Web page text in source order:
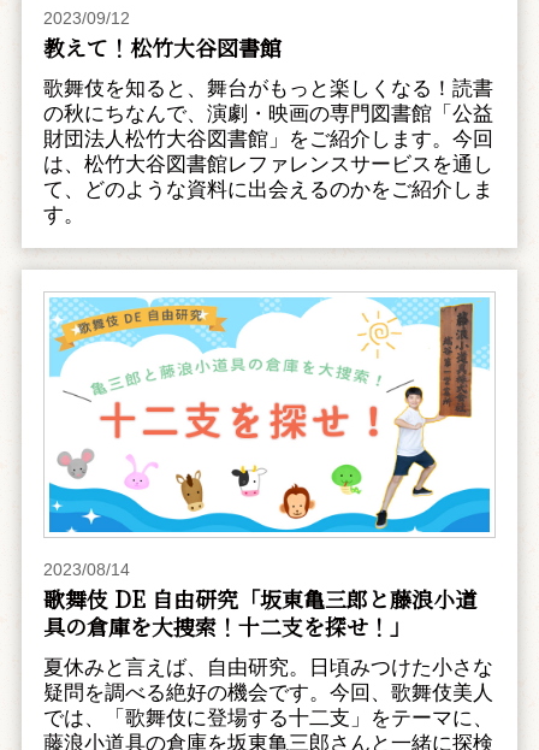
2023/09/12
教えて！松竹大谷図書館
歌舞伎を知ると、舞台がもっと楽しくなる！読書
の秋にちなんで、演劇・映画の専門図書館「公益
財団法人松竹大谷図書館」をご紹介します。今回
は、松竹大谷図書館レファレンスサービスを通し
て、どのような資料に出会えるのかをご紹介しま
す。
2023/08/14
歌舞伎 DE 自由研究「坂東亀三郎と藤浪小道
具の倉庫を大捜索！十二支を探せ！」
夏休みと言えば、自由研究。日頃みつけた小さな
疑問を調べる絶好の機会です。今回、歌舞伎美人
では、「歌舞伎に登場する十二支」をテーマに、
藤浪小道具の倉庫を坂東亀三郎さんと一緒に探検